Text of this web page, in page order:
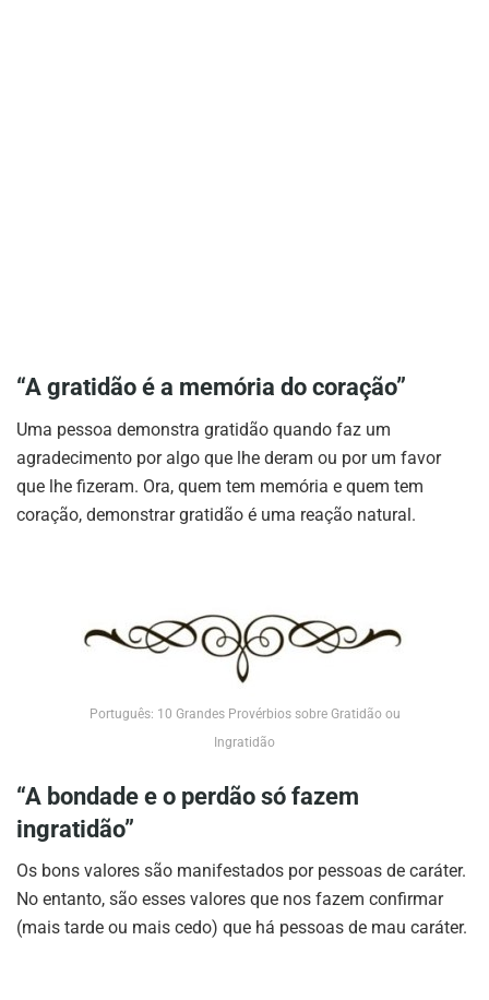
“A gratidão é a memória do coração”
Uma pessoa demonstra gratidão quando faz um
agradecimento por algo que lhe deram ou por um favor
que lhe fizeram. Ora, quem tem memória e quem tem
coração, demonstrar gratidão é uma reação natural.
Português: 10 Grandes Provérbios sobre Gratidão ou
Ingratidão
“A bondade e o perdão só fazem
ingratidão”
Os bons valores são manifestados por pessoas de caráter.
No entanto, são esses valores que nos fazem confirmar
(mais tarde ou mais cedo) que há pessoas de mau caráter.